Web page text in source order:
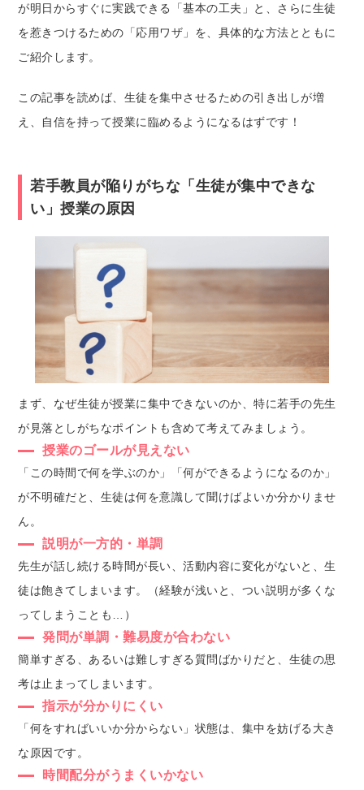
が明日からすぐに実践できる「基本の工夫」と、さらに生徒
を惹きつけるための「応用ワザ」を、具体的な方法とともに
ご紹介します。
この記事を読めば、生徒を集中させるための引き出しが増
え、自信を持って授業に臨めるようになるはずです！
若手教員が陥りがちな「生徒が集中できな
い」授業の原因
まず、なぜ生徒が授業に集中できないのか、特に若手の先生
が見落としがちなポイントも含めて考えてみましょう。
授業のゴールが見えない
「この時間で何を学ぶのか」「何ができるようになるのか」
が不明確だと、生徒は何を意識して聞けばよいか分かりませ
ん。
説明が一方的・単調
先生が話し続ける時間が長い、活動内容に変化がないと、生
徒は飽きてしまいます。（経験が浅いと、つい説明が多くな
ってしまうことも…）
発問が単調・難易度が合わない
簡単すぎる、あるいは難しすぎる質問ばかりだと、生徒の思
考は止まってしまいます。
指示が分かりにくい
「何をすればいいか分からない」状態は、集中を妨げる大き
な原因です。
時間配分がうまくいかない